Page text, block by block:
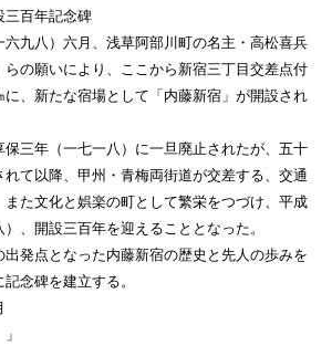
三百年記念碑
六九八）六月、浅草阿部川町の名主・高松喜兵
らの願いにより、ここから新宿三丁目交差点付
に、新たな宿場として「内藤新宿」が開設され
保三年（一七一八）に一旦廃止されたが、五十
れて以降、甲州・青梅両街道が交差する、交通
また文化と娯楽の町として繁栄をつづけ、平成
、開設三百年を迎えることとなった。
出発点となった内藤新宿の歴史と先人の歩みを
念碑を建立する。